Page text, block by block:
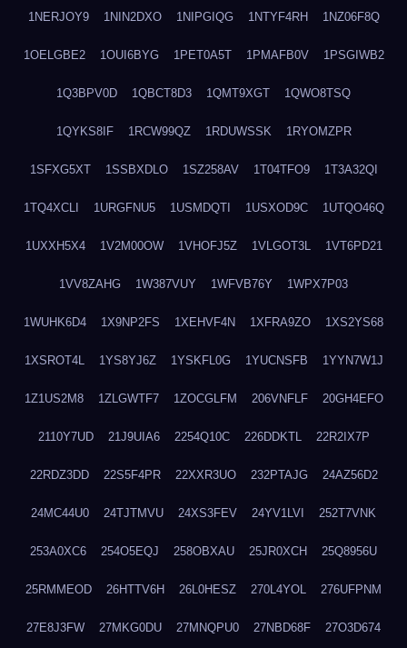
1NERJOY9 1NIN2DXO 1NIPGIQG 1NTYF4RH 1NZ06F8Q
1OELGBE2 1OUI6BYG 1PET0A5T 1PMAFB0V 1PSGIWB2
1Q3BPV0D 1QBCT8D3 1QMT9XGT 1QWO8TSQ
1QYKS8IF 1RCW99QZ 1RDUWSSK 1RYOMZPR
1SFXG5XT 1SSBXDLO 1SZ258AV 1T04TFO9 1T3A32QI
1TQ4XCLI 1URGFNU5 1USMDQTI 1USXOD9C 1UTQO46Q
1UXXH5X4 1V2M00OW 1VHOFJ5Z 1VLGOT3L 1VT6PD21
1VV8ZAHG 1W387VUY 1WFVB76Y 1WPX7P03
1WUHK6D4 1X9NP2FS 1XEHVF4N 1XFRA9ZO 1XS2YS68
1XSROT4L 1YS8YJ6Z 1YSKFL0G 1YUCNSFB 1YYN7W1J
1Z1US2M8 1ZLGWTF7 1ZOCGLFM 206VNFLF 20GH4EFO
2110Y7UD 21J9UIA6 2254Q10C 226DDKTL 22R2IX7P
22RDZ3DD 22S5F4PR 22XXR3UO 232PTAJG 24AZ56D2
24MC44U0 24TJTMVU 24XS3FEV 24YV1LVI 252T7VNK
253A0XC6 254O5EQJ 258OBXAU 25JR0XCH 25Q8956U
25RMMEOD 26HTTV6H 26L0HESZ 270L4YOL 276UFPNM
27E8J3FW 27MKG0DU 27MNQPU0 27NBD68F 27O3D674